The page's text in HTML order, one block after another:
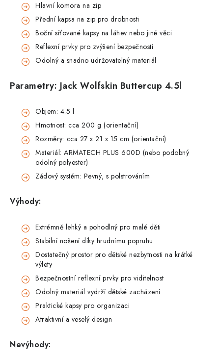
Hlavní komora na zip
Přední kapsa na zip pro drobnosti
Boční síťované kapsy na láhev nebo jiné věci
Reflexní prvky pro zvýšení bezpečnosti
Odolný a snadno udržovatelný materiál
Parametry: Jack Wolfskin Buttercup 4.5l
Objem: 4.5 l
Hmotnost: cca 200 g (orientační)
Rozměry: cca 27 x 21 x 15 cm (orientační)
Materiál: ARMATECH PLUS 600D (nebo podobný
odolný polyester)
Zádový systém: Pevný, s polstrováním
Výhody:
Extrémně lehký a pohodlný pro malé děti
Stabilní nošení díky hrudnímu popruhu
Dostatečný prostor pro dětské nezbytnosti na krátké
výlety
Bezpečnostní reflexní prvky pro viditelnost
Odolný materiál vydrží dětské zacházení
Praktické kapsy pro organizaci
Atraktivní a veselý design
Nevýhody: